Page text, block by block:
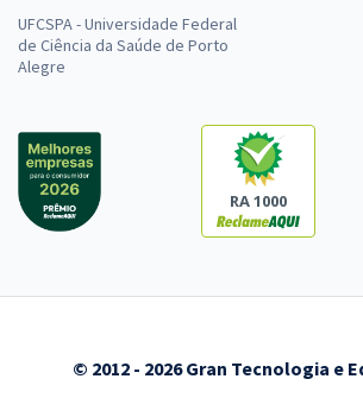
UFCSPA - Universidade Federal
de Ciência da Saúde de Porto
Alegre
RA 1000
© 2012 - 2026 Gran Tecnologia e